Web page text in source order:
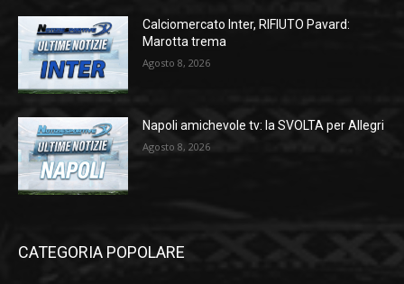
Calciomercato Inter, RIFIUTO Pavard:
Marotta trema
Agosto 8, 2026
Napoli amichevole tv: la SVOLTA per Allegri
Agosto 8, 2026
CATEGORIA POPOLARE